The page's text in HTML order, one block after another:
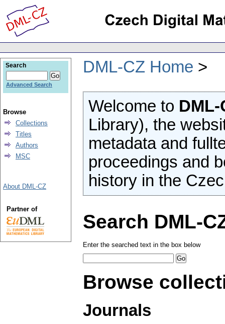
DML-CZ Home
Welcome to DML-
Library), the
metadata and
proceedings and
history in the
Search DML-
Enter the searched text in the box below
Browse
Journals
Search
Advanced Search
Browse
Collections
Titles
Authors
MSC
About DML-CZ
Partner of